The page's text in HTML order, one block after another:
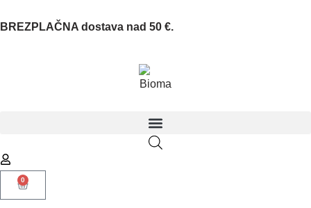
BREZPLAČNA dostava nad 50 €.
0